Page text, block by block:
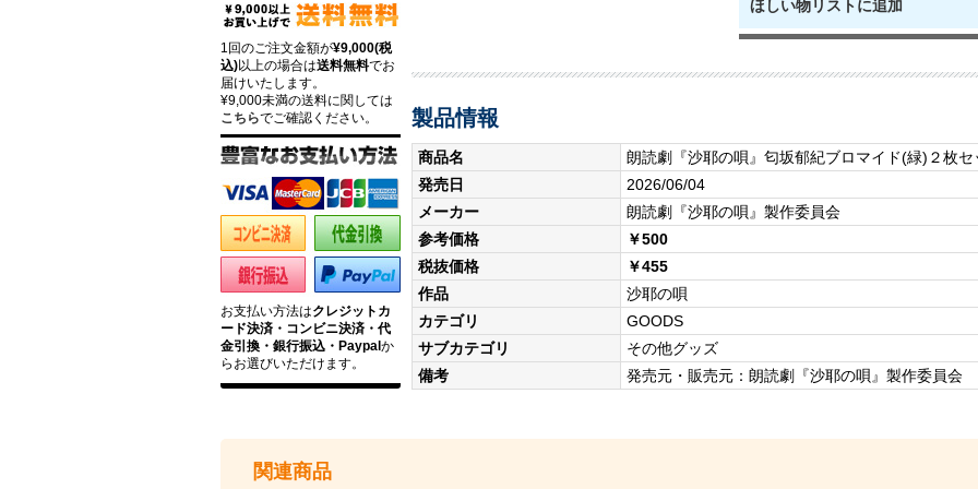
ほしい物リストに追加
製品情報
商品名
朗読劇『沙耶の唄』匂坂郁紀ブロマイド(緑)２枚セ
発売日
2026/06/04
メーカー
朗読劇『沙耶の唄』製作委員会
参考価格
￥500
税抜価格
￥455
作品
沙耶の唄
カテゴリ
GOODS
サブカテゴリ
その他グッズ
備考
発売元・販売元：朗読劇『沙耶の唄』製作委員会
1回のご注文金額が¥9,000(税
込)以上の場合は送料無料でお
届けいたします。
¥9,000未満の送料に関しては
こちらでご確認ください。
お支払い方法はクレジットカ
ード決済・コンビニ決済・代
金引換・銀行振込・Paypal か
らお選びいただけます。
関連商品